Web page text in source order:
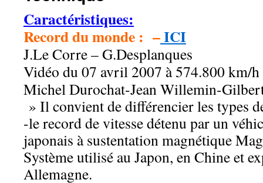
Caractéristiques:
Record du monde : –ICI
J.Le Corre – G.Desplanques
Vidéo du 07 avril 2007 à 574.800 km/
Michel Durochat-Jean Willemin-
» Il convient de différencier les types
-le record de vitesse détenu par un
japonais à sustentation magnétique
Système utilisé au Japon, en Chine et
Allemagne.